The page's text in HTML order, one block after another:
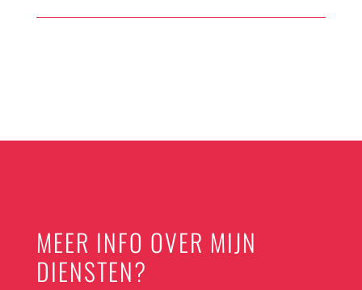
MEER INFO OVER MIJN
DIENSTEN?